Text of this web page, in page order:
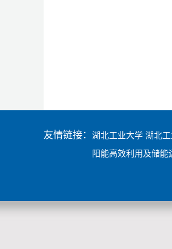
友情链接： 湖北工业大学 湖北
阳能高效利用及储